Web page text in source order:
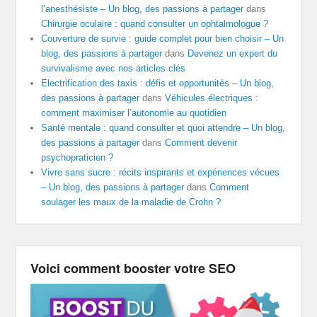
l’anesthésiste – Un blog, des passions à partagerdans
Chirurgie oculaire : quand consulter un ophtalmologue ?
Couverture de survie : guide complet pour bien choisir – Un
blog, des passions à partagerdans Devenez un expert du
survivalisme avec nos articles clés
Electrification des taxis : défis et opportunités – Un blog,
des passions à partagerdansVéhicules électriques :
comment maximiser l’autonomie au quotidien
Santé mentale : quand consulter et quoi attendre – Un blog,
des passions à partagerdansComment devenir
psychopraticien ?
Vivre sans sucre : récits inspirants et expériences vécues
– Un blog, des passions à partagerdansComment
soulager les maux de la maladie de Crohn ?
Voici comment booster votre SEO